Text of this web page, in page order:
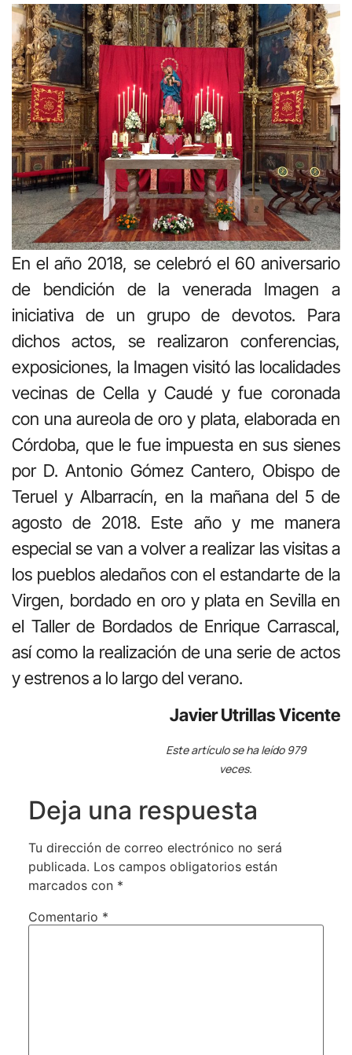
En el año 2018, se celebró el 60 aniversario
de bendición de la venerada Imagen a
iniciativa de un grupo de devotos. Para
dichos actos, se realizaron conferencias,
exposiciones, la Imagen visitó las localidades
vecinas de Cella y Caudé y fue coronada
con una aureola de oro y plata, elaborada en
Córdoba, que le fue impuesta en sus sienes
por D. Antonio Gómez Cantero, Obispo de
Teruel y Albarracín, en la mañana del 5 de
agosto de 2018. Este año y me manera
especial se van a volver a realizar las visitas a
los pueblos aledaños con el estandarte de la
Virgen, bordado en oro y plata en Sevilla en
el Taller de Bordados de Enrique Carrascal,
así como la realización de una serie de actos
y estrenos a lo largo del verano.
Javier Utrillas Vicente
Este artículo se ha leído 979
veces.
Deja una respuesta
Tu dirección de correo electrónico no será
publicada. Los campos obligatorios están
marcados con *
Comentario *